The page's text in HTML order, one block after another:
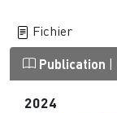
Fichier
Publication |
2024